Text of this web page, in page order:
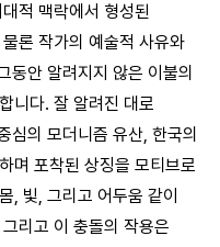
적 맥락에서 형성된
론 작가의 예술적 사유와
동안 알려지지 않은 이불의
니다. 잘 알려진 대로
심의 모더니즘 유산, 한국의
며 포착된 상징을 모티브로
, 빛, 그리고 어두움 같이
리고 이 충돌의 작용은